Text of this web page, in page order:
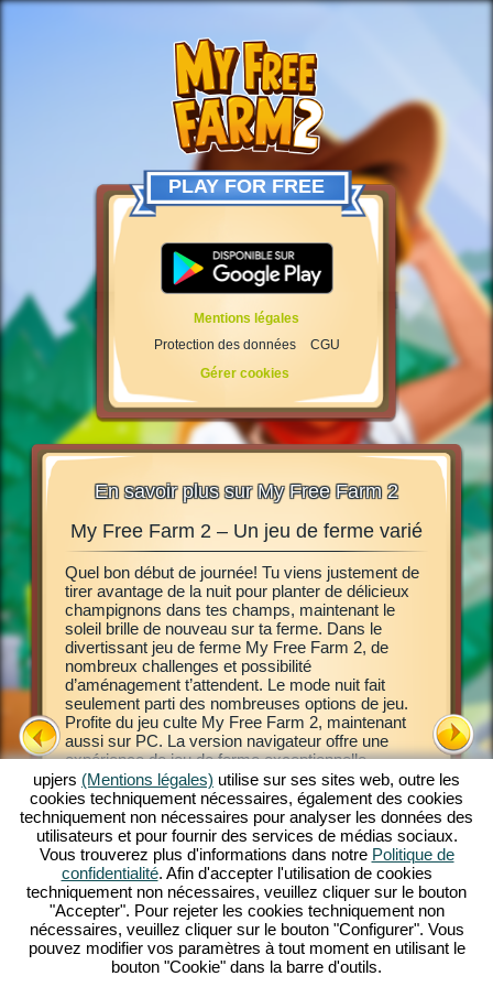
PLAY FOR FREE
Mentions légales
Protection des données
CGU
Gérer cookies
En savoir plus sur My Free Farm 2
rêvé
de
Alors
une
My Free Farm 2 – Un jeu de ferme varié
Quel bon début de journée! Tu viens justement de
tirer avantage de la nuit pour planter de délicieux
champignons dans tes champs, maintenant le
soleil brille de nouveau sur ta ferme. Dans le
divertissant jeu de ferme My Free Farm 2, de
nombreux challenges et possibilité
d’aménagement t’attendent. Le mode nuit fait
seulement parti des nombreuses options de jeu.
Profite du jeu culte My Free Farm 2, maintenant
aussi sur PC. La version navigateur offre une
expérience de jeu de ferme exceptionnelle.
Occupe-toi d’animaux et élève-les, exploite tes
champs, récupère la récolte et transforme de
délicieuses marchandises pour tes clients. Inscris-
toi gratuitement et viens jouer!
Ce jeu
ligne
de
variées.
pilote
visite
jeu.
upjers (Mentions légales) utilise sur ses sites web, outre les
cookies techniquement nécessaires, également des cookies
techniquement non nécessaires pour analyser les données des
utilisateurs et pour fournir des services de médias sociaux.
Vous trouverez plus d'informations dans notre Politique de
confidentialité. Afin d'accepter l'utilisation de cookies
techniquement non nécessaires, veuillez cliquer sur le bouton
"Accepter". Pour rejeter les cookies techniquement non
nécessaires, veuillez cliquer sur le bouton "Configurer". Vous
pouvez modifier vos paramètres à tout moment en utilisant le
bouton "Cookie" dans la barre d'outils.